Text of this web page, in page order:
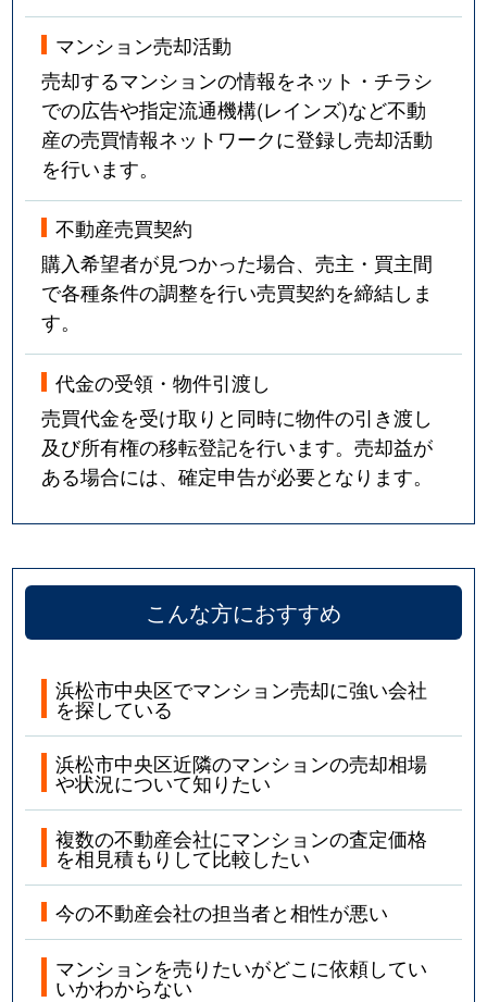
マンション売却活動
売却するマンションの情報をネット・チラシ
での広告や指定流通機構(レインズ)など不動
産の売買情報ネットワークに登録し売却活動
を行います。
不動産売買契約
購入希望者が見つかった場合、売主・買主間
で各種条件の調整を行い売買契約を締結しま
す。
代金の受領・物件引渡し
売買代金を受け取りと同時に物件の引き渡し
及び所有権の移転登記を行います。売却益が
ある場合には、確定申告が必要となります。
こんな方におすすめ
浜松市中央区でマンション売却に強い会社
を探している
浜松市中央区近隣のマンションの売却相場
や状況について知りたい
複数の不動産会社にマンションの査定価格
を相見積もりして比較したい
今の不動産会社の担当者と相性が悪い
マンションを売りたいがどこに依頼してい
いかわからない